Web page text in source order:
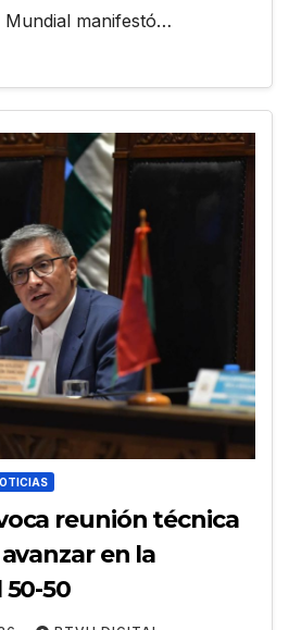
Mundial manifestó…
reunión técnica
en la
50